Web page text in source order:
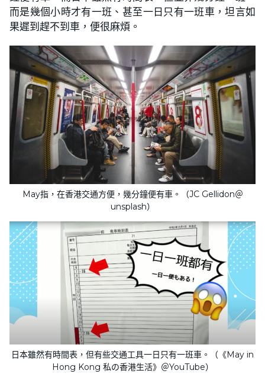
而是幾個小時才有一班、甚至一日只有一班車，坦言如
果遲到趕不到車，便很麻煩。
May指，在香港交通方便，幾分鐘便有車。（JC Gellidon＠
unsplash）
日本雖然有時間表，但有些交通工具一日只有一班車。（《May in
Hong Kong 私の香港生活》＠YouTube）